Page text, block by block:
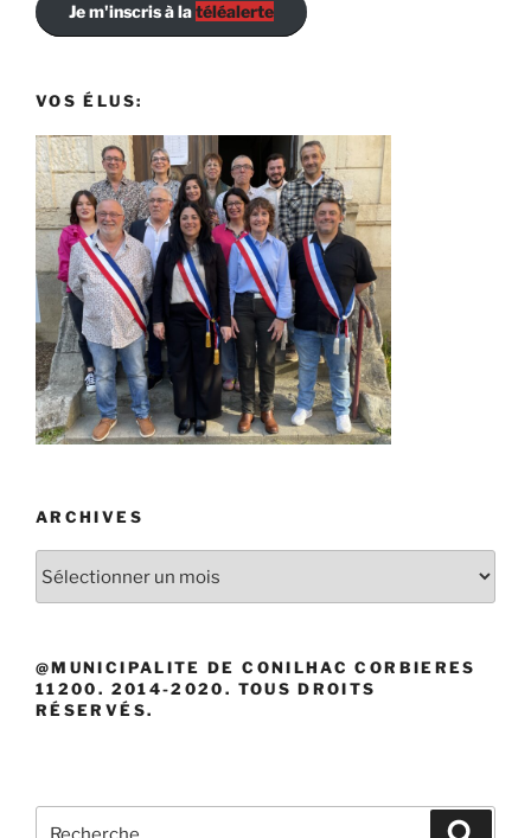
Je m'inscris à latéléalerte
VOS ÉLUS:
ARCHIVES
@MUNICIPALITE DE CONILHAC CORBIERES
11200. 2014-2020. TOUS DROITS
RÉSERVÉS.